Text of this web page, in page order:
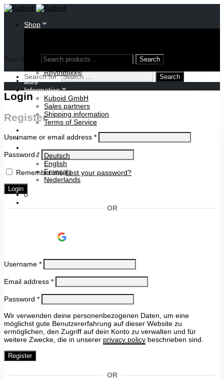
Shop
Publications
Rhythmixx®
Blog
Information
Kuboid GmbH
Sales partners
Shipping information
Terms of Service
Contact
Deutsch
English
Français
Nederlands
0
Search for:
Search for:
Login
Register
Username or email address *
Password*
Remember meLost your password?
Login
OR
Username *
Email address *
Password *
Wir verwenden deine personenbezogenen Daten, um eine
möglichst gute Benutzererfahrung auf dieser Website zu
ermöglichen, den Zugriff auf dein Konto zu verwalten und für
weitere Zwecke, die in unserer privacy policy beschrieben sind.
Register
OR